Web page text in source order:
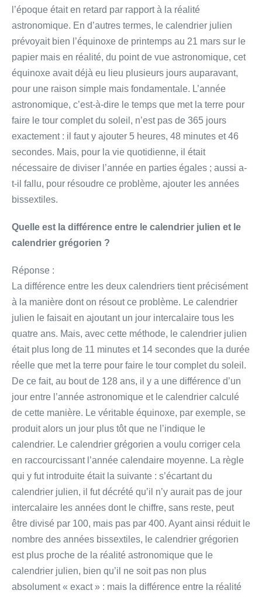
l’époque était en retard par rapport à la réalité
astronomique. En d’autres termes, le calendrier julien
prévoyait bien l’équinoxe de printemps au 21 mars sur le
papier mais en réalité, du point de vue astronomique, cet
équinoxe avait déjà eu lieu plusieurs jours auparavant,
pour une raison simple mais fondamentale. L’année
astronomique, c’est-à-dire le temps que met la terre pour
faire le tour complet du soleil, n’est pas de 365 jours
exactement : il faut y ajouter 5 heures, 48 minutes et 46
secondes. Mais, pour la vie quotidienne, il était
nécessaire de diviser l’année en parties égales ; aussi a-
t-il fallu, pour résoudre ce problème, ajouter les années
bissextiles.
Quelle est la différence entre le calendrier julien et le
calendrier grégorien ?
Réponse :
La différence entre les deux calendriers tient précisément
à la manière dont on résout ce problème. Le calendrier
julien le faisait en ajoutant un jour intercalaire tous les
quatre ans. Mais, avec cette méthode, le calendrier julien
était plus long de 11 minutes et 14 secondes que la durée
réelle que met la terre pour faire le tour complet du soleil.
De ce fait, au bout de 128 ans, il y a une différence d’un
jour entre l’année astronomique et le calendrier calculé
de cette manière. Le véritable équinoxe, par exemple, se
produit alors un jour plus tôt que ne l’indique le
calendrier. Le calendrier grégorien a voulu corriger cela
en raccourcissant l’année calendaire moyenne. La règle
qui y fut introduite était la suivante : s’écartant du
calendrier julien, il fut décrété qu’il n’y aurait pas de jour
intercalaire les années dont le chiffre, sans reste, peut
être divisé par 100, mais pas par 400. Ayant ainsi réduit le
nombre des années bissextiles, le calendrier grégorien
est plus proche de la réalité astronomique que le
calendrier julien, bien qu’il ne soit pas non plus
absolument « exact » : mais la différence entre la réalité